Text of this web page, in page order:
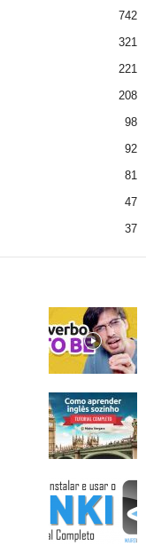
742
321
221
208
98
92
81
47
37